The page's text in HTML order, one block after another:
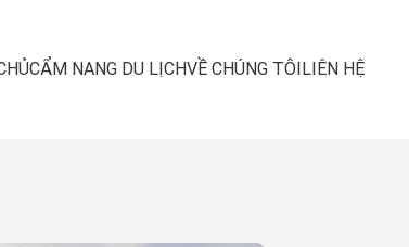
CẨM NANG DU LỊCHVỀ CHÚNG TÔILIÊN HỆ